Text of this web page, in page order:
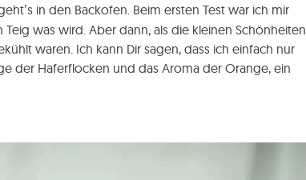
in den Backofen. Beim ersten Test war ich mir
was wird. Aber dann, als die kleinen Schönheiten
waren. Ich kann Dir sagen, dass ich einfach nur
der Haferflocken und das Aroma der Orange, ein